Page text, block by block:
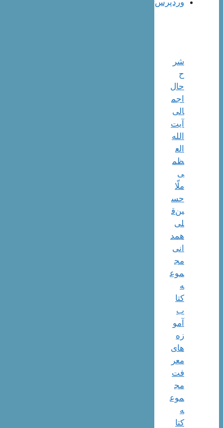
شر
ح
حال
اجم
الی
آیت‌
الله‌
الع
ظم
ی
ملّا
حس
ین‌ق
لی
همد
انی
مج
موع
ه
کتا
ب
آمو
زه
های
معر
فت
مج
موع
ه
کتا